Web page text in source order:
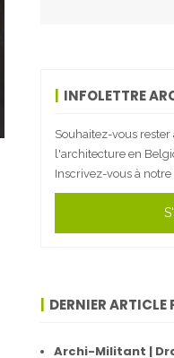
INFOLETTRE
Souhaitez-vous
l'architecture en
Inscrivez-vous à
DERNIER ARTICLE
Archi-Militant |